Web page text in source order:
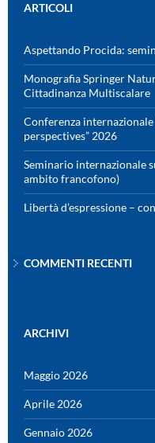
ARTICOLI
Aspettando Procida:
Monografia Springer
Cittadinanza Multiscalare
Conferenza internazionale
perspectives” 2026
Seminario internazionale
ambito francofono)
Libertà d’espressione –
COMMENTI RECENTI
ARCHIVI
Maggio 2026
Aprile 2026
Gennaio 2026